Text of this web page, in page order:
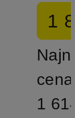
1
1